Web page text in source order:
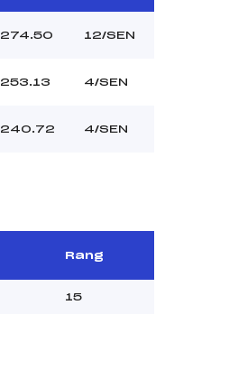
274.50 12/SEN
253.13 4/SEN
240.72 4/SEN
Rang
15